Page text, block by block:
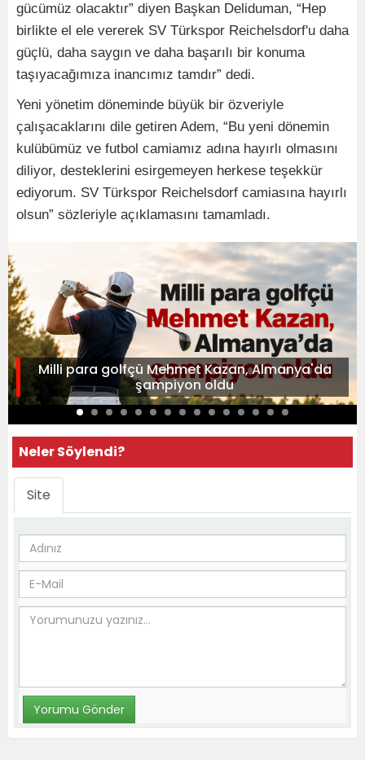
gücümüz olacaktır” diyen Başkan Deliduman, “Hep
birlikte el ele vererek SV Türkspor Reichelsdorf'u daha
güçlü, daha saygın ve daha başarılı bir konuma
taşıyacağımıza inancımız tamdır” dedi.
Yeni yönetim döneminde büyük bir özveriyle
çalışacaklarını dile getiren Adem, “Bu yeni dönemin
kulübümüz ve futbol camiamız adına hayırlı olmasını
diliyor, desteklerini esirgemeyen herkese teşekkür
ediyorum. SV Türkspor Reichelsdorf camiasına hayırlı
olsun” sözleriyle açıklamasını tamamladı.
Milli para golfçü Mehmet Kazan, Almanya'da
şampiyon oldu
Neler Söylendi?
Site